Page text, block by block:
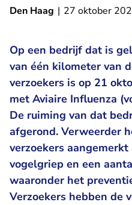
Den Haag | 27 oktober
Op een bedrijf dat is
van één kilometer van
verzoekers is op 21
met Aviaire Influenza
De ruiming van dat
afgerond. Verweerder
verzoekers
vogelgriep en een
waaronder het
Verzoekers hebben de